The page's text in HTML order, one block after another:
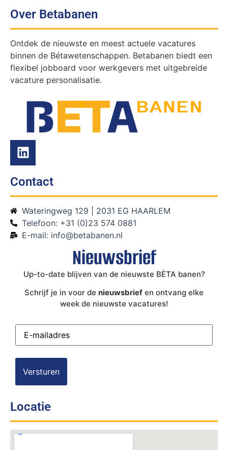
Over Betabanen
Ontdek de nieuwste en meest actuele vacatures
binnen de Bétawetenschappen. Betabanen biedt een
flexibel jobboard voor werkgevers met uitgebreide
vacature personalisatie.
Contact
Wateringweg 129 | 2031 EG HAARLEM
Telefoon: +31 (0)23 574 0881
E-mail: info@betabanen.nl
Nieuwsbrief
Up-to-date blijven van de nieuwste BÈTA banen?
Schrijf je in voor de nieuwsbrief en ontvang elke
week de nieuwste vacatures!
E-
mailadres(Vereist)
Locatie